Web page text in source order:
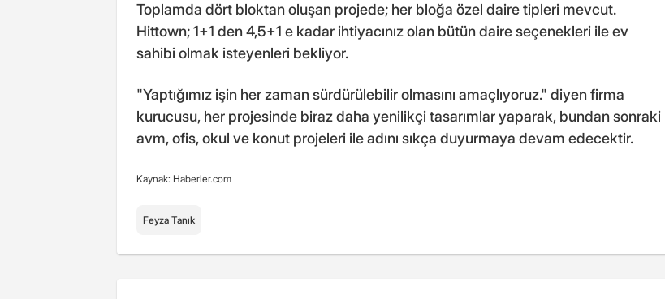
Toplamda dört bloktan oluşan projede; her bloğa özel daire tipleri mevcut.
Hittown; 1+1 den 4,5+1 e kadar ihtiyacınız olan bütün daire seçenekleri ile ev
sahibi olmak isteyenleri bekliyor.
"Yaptığımız işin her zaman sürdürülebilir olmasını amaçlıyoruz." diyen firma
kurucusu, her projesinde biraz daha yenilikçi tasarımlar yaparak, bundan sonraki
avm, ofis, okul ve konut projeleri ile adını sıkça duyurmaya devam edecektir.
Kaynak: Haberler.com
Feyza Tanık